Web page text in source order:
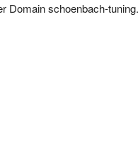
Domain schoenbach-